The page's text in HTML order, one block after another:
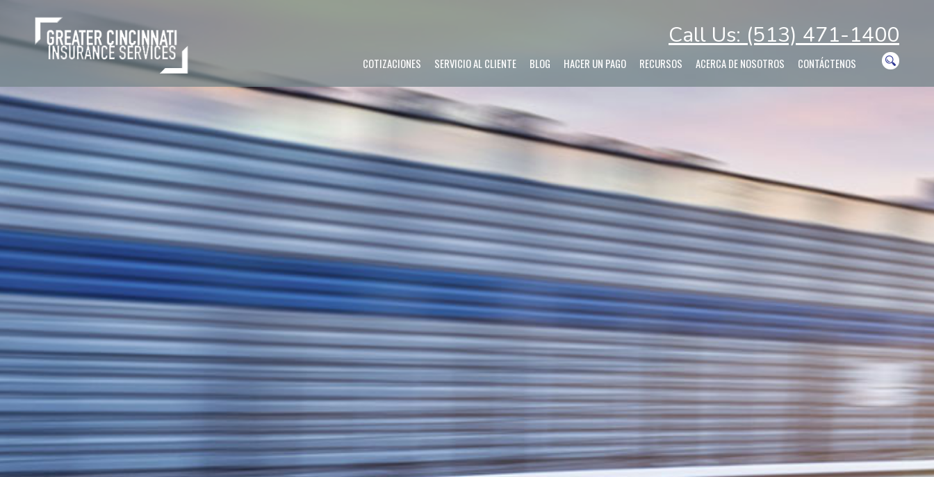
Call Us: (513) 471-1400
COTIZACIONES SERVICIO AL CLIENTE BLOG HACER UN PAGO RECURSOS ACERCA DE NOSOTROS CONTÁCTENOS